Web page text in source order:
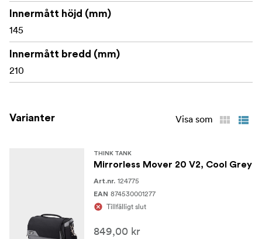
Micro SD
Extra förvaringsficka för batterier eller kompakta
Handtag på locket
Sömförseglat regnskydd ingår
I FÖRPACKNINGEN
Regnskydd med sömmar
Innermått höjd (mm)
145
Innermått bredd (mm)
210
Varianter Visa som
THINK TANK
Mirrorless Mover 20 V2, Cool Grey
Art.nr. 124775
EAN 874530001277
Tillfälligt slut
849,00 kr